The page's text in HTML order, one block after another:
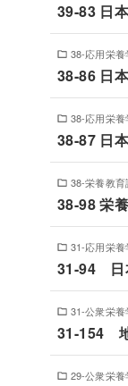
39-83 日
38-応用栄養
38-86 日
38-応用栄養
38-87 日
38-栄養教育
38-98 栄
31-応用栄養
31-94 日
31-公衆栄養
31-154 地
29-公衆栄養